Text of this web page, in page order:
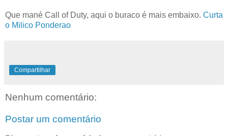
Que mané Call of Duty, aqui o buraco é mais embaixo. Curta
o Milico Ponderao
Compartilhar
Nenhum comentário:
Postar um comentário